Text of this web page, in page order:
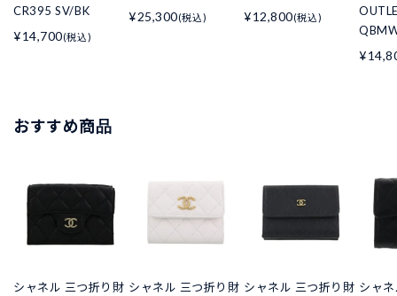
CR395 SV/BK
¥14,700(税込)
¥25,300(税込) ¥12,800(税込)
おすすめ商品
シャネル 三つ折り財 シャネル 三つ折り財 シャネル 三つ折り財 シャ